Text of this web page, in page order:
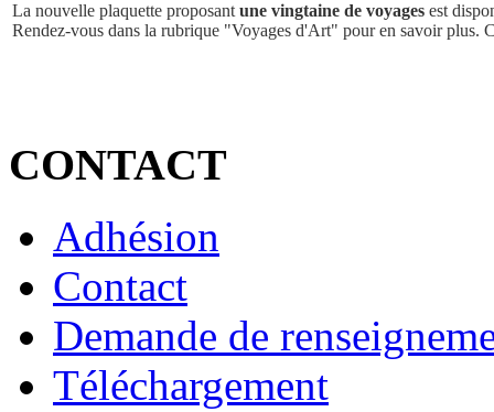
La nouvelle plaquette proposantune vingtaine de voyages est
Rendez-vous dans la rubrique "Voyages d'Art" pour en savoir plus.
CONTACT
Adhésion
Contact
Demande de
Téléchargement